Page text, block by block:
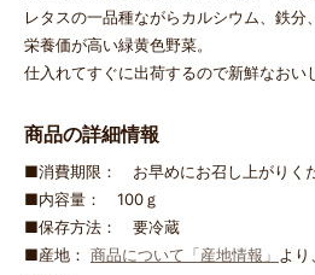
レタスの一品種ながらカルシウム、鉄
栄養価が高い緑黄色野菜。
仕入れてすぐに出荷するので新鮮なおい
商品の詳細情報
■消費期限： お早めにお召し上がりく
■内容量： 100ｇ
■保存方法： 要冷蔵
■産地： 商品について「産地情報」 よ